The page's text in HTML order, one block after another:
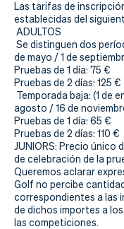
Las tarifas de
establecidas del
ADULTOS
Se distinguen dos
de mayo / 1 de
Pruebas de 1 día: 75 €
Pruebas de 2 días: 125 €
Temporada baja: (1 de
agosto / 16 de
Pruebas de 1 día: 65 €
Pruebas de 2 días: 110 €
JUNIORS: Precio único
de celebración de la
Queremos aclarar
Golf no percibe
correspondientes a las
de dichos importes a
las competiciones.